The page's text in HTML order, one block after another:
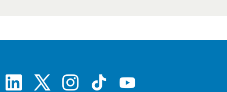
linkedin instagram tiktok youtube